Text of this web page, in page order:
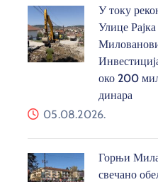
У току
Улице Рајка
око 200
динара
05.08.2026.
Горњи
свечано